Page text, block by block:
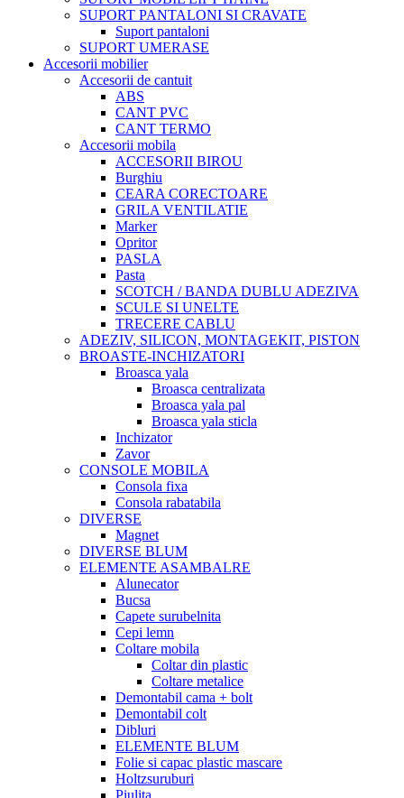
SUPORT PANTALONI SI CRAVATE
Suport pantaloni
SUPORT UMERASE
Accesorii mobilier
Accesorii de cantuit
ABS
CANT PVC
CANT TERMO
Accesorii mobila
ACCESORII BIROU
Burghiu
CEARA CORECTOARE
GRILA VENTILATIE
Marker
Opritor
PASLA
Pasta
SCOTCH / BANDA DUBLU ADEZIVA
SCULE SI UNELTE
TRECERE CABLU
ADEZIV, SILICON, MONTAGEKIT, PISTON
BROASTE-INCHIZATORI
Broasca yala
Broasca centralizata
Broasca yala pal
Broasca yala sticla
Inchizator
Zavor
CONSOLE MOBILA
Consola fixa
Consola rabatabila
DIVERSE
Magnet
DIVERSE BLUM
ELEMENTE ASAMBALRE
Alunecator
Bucsa
Capete surubelnita
Cepi lemn
Coltare mobila
Coltar din plastic
Coltare metalice
Demontabil cama + bolt
Demontabil colt
Dibluri
ELEMENTE BLUM
Folie si capac plastic mascare
Holtzsuruburi
Piulita